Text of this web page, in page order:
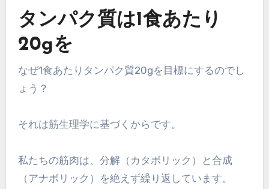
タンパク質は1食あたり
20gを
なぜ1食あたりタンパク質20gを目標にするのでし
ょう？
それは筋生理学に基づくからです。
私たちの筋肉は、分解（カタボリック）と合成
（アナボリック）を絶えず繰り返しています。